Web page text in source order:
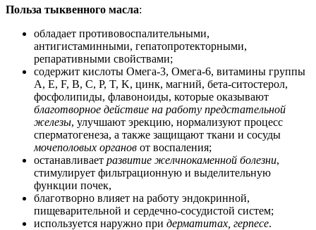
Польза тыквенного масла:
обладает противовоспалительными,
антигистаминными, гепатопротекторными,
репаративными свойствами;
содержит кислоты Омега-3, Омега-6, витамины группы
A, E, F, В, С, Р, T, K, цинк, магний, бета-ситостерол,
фосфолипиды, флавоноиды, которые оказывают
благотворное действие на работу предстательной
железы, улучшают эрекцию, нормализуют процесс
сперматогенеза, а также защищают ткани и сосуды
мочеполовых органов от воспаления;
останавливает развитие желчнокаменной болезни,
стимулирует фильтрационную и выделительную
функции почек,
благотворно влияет на работу эндокринной,
пищеварительной и сердечно-сосудистой систем;
используется наружно при дерматитах, герпесе.